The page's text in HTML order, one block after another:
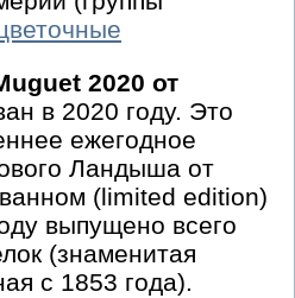
2020 от
в 2020 году. Это
ежегодное
Ландыша от
(limited edition)
выпущено всего
(знаменитая
с 1853 года).